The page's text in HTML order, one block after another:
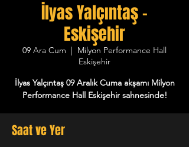
İlyas Yalçıntaş -
Eskişehir
09 Ara Cum
  |
Milyon Performance Hall
Eskişehir
İlyas Yalçıntaş 09 Aralık Cuma akşamı Milyon
Performance Hall Eskişehir sahnesinde!
Saat ve Yer